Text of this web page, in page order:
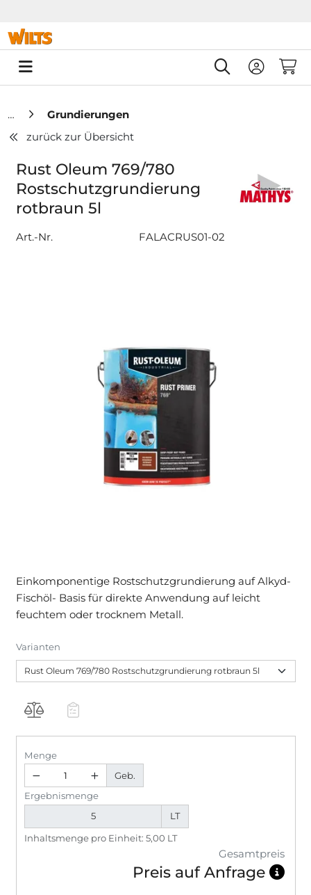
0
Grundierungen
zurück zur Übersicht
Rust Oleum 769/780
Rostschutzgrundierung
rotbraun 5l
Art.-Nr. FALACRUS01-02
Einkomponentige Rostschutzgrundierung auf Alkyd-
Fischöl- Basis für direkte Anwendung auf leicht
feuchtem oder trocknem Metall.
Varianten
Menge
Geb.
Ergebnismenge
LT
Inhaltsmenge pro Einheit: 5,00 LT
Gesamtpreis
Preis auf Anfrage